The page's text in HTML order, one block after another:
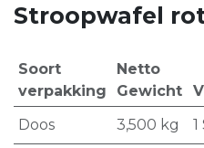
Stroopwafel
Soort
verpakking
Netto
Gewicht
Doos
3,500 kg